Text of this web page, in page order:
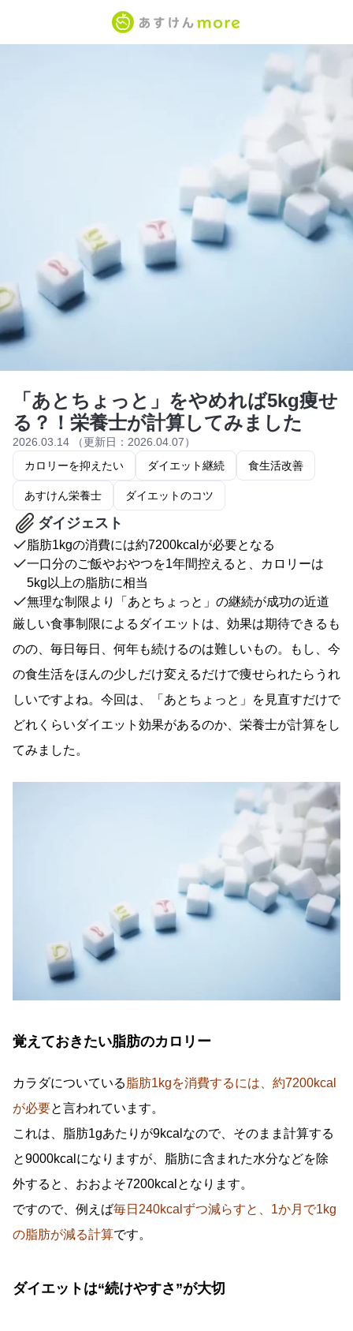
「あとちょっと」をやめれば5kg痩せ
る？！栄養士が計算してみました
2026.03.14 （更新日：2026.04.07）
カロリーを抑えたい
ダイエット継続 食生活改善
あすけん栄養士 ダイエットのコツ
ダイジェスト
脂肪1kgの消費には約7200kcalが必要となる
一口分のご飯やおやつを1年間控えると、カロリーは
5kg以上の脂肪に相当
無理な制限より「あとちょっと」の継続が成功の近道
厳しい食事制限によるダイエットは、効果は期待できるも
のの、毎日毎日、何年も続けるのは難しいもの。もし、今
の食生活をほんの少しだけ変えるだけで痩せられたらうれ
しいですよね。今回は、「あとちょっと」を見直すだけで
どれくらいダイエット効果があるのか、栄養士が計算をし
てみました。
覚えておきたい脂肪のカロリー
カラダについている 脂肪1kgを消費するには、約7200kcal
が必要と言われています。
これは、脂肪1gあたりが9kcalなので、そのまま計算する
と9000kcalになりますが、脂肪に含まれた水分などを除
外すると、おおよそ7200kcalとなります。
ですので、例えば毎日240kcalずつ減らすと、1か月で1kg
の脂肪が減る計算です。
ダイエットは“続けやすさ”が大切